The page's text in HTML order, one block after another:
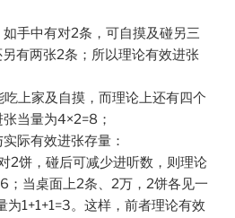
手中有对2条，可自摸及碰另三
有两张2条；所以理论有效进张
上家及自摸，而理论上还有四个
当量为4×2=8；
际有效进张存量：
2饼，碰后可减少进听数，则理论
；当桌面上2条、2万，2饼各见一
1+1+1=3。这样，前者理论有效